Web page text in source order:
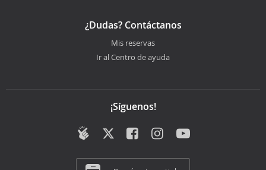
¿Dudas? Contáctanos
Mis reservas
Ir al Centro de ayuda
¡Síguenos!